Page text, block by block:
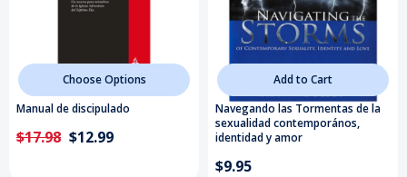
Choose Options
Manual de discipulado
$17.98 $12.99
Add to Cart
Navegando las Tormentas de la
sexualidad contemporános,
identidad y amor
$9.95